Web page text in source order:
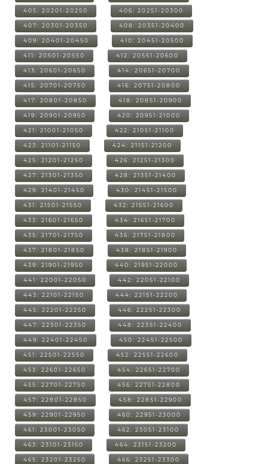
405: 20201-20250 406: 20251-20300
407: 20301-20350 408: 20351-20400
409: 20401-20450 410: 20451-20500
411: 20501-20550 412: 20551-20600
413: 20601-20650 414: 20651-20700
415: 20701-20750 416: 20751-20800
417: 20801-20850 418: 20851-20900
419: 20901-20950 420: 20951-21000
421: 21001-21050 422: 21051-21100
423: 21101-21150 424: 21151-21200
425: 21201-21250 426: 21251-21300
427: 21301-21350 428: 21351-21400
429: 21401-21450 430: 21451-21500
431: 21501-21550 432: 21551-21600
433: 21601-21650 434: 21651-21700
435: 21701-21750 436: 21751-21800
437: 21801-21850 438: 21851-21900
439: 21901-21950 440: 21951-22000
441: 22001-22050 442: 22051-22100
443: 22101-22150 444: 22151-22200
445: 22201-22250 446: 22251-22300
447: 22301-22350 448: 22351-22400
449: 22401-22450 450: 22451-22500
451: 22501-22550 452: 22551-22600
453: 22601-22650 454: 22651-22700
455: 22701-22750 456: 22751-22800
457: 22801-22850 458: 22851-22900
459: 22901-22950 460: 22951-23000
461: 23001-23050 462: 23051-23100
463: 23101-23150 464: 23151-23200
465: 23201-23250 466: 23251-23300